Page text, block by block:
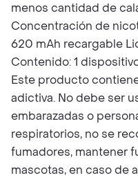
menos cantidad de
Concentración de
620 mAh recargable
Contenido: 1
Este producto
adictiva. No debe ser
embarazadas o
respiratorios, no se
fumadores, mantener
mascotas, en caso de